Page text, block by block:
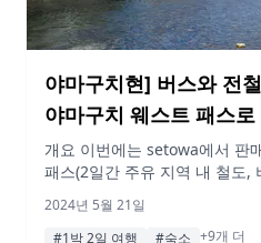
야마구치현] 버스와 전
야마구치 웨스트 패스로
후편
개요 이번에는 setowa에서 판
패스(2일간 주유 지역 내 철도,
나가토유모토를 둘러보았다!
거웠고, 1박 2일의 여행은 매
2024년 5월 21일
#1박 2일 여행
#숙소 +9개 더